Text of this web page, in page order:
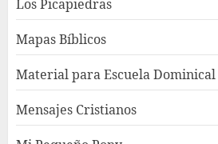
Los Picapiedras
Mapas Bíblicos
Material para Escuela Dominical
Mensajes Cristianos